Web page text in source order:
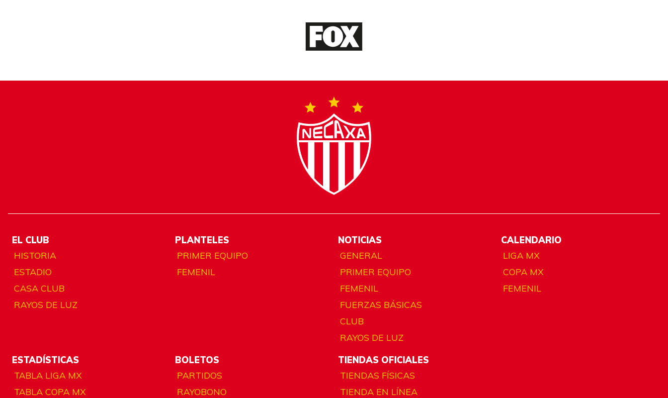
EL CLUB
HISTORIA
ESTADIO
CASA CLUB
RAYOS DE LUZ
PLANTELES
PRIMER EQUIPO
FEMENIL
NOTICIAS
GENERAL
PRIMER EQUIPO
FEMENIL
FUERZAS BÁSICAS
CLUB
RAYOS DE LUZ
CALENDARIO
LIGA MX
COPA MX
FEMENIL
ESTADÍSTICAS
TABLA LIGA MX
TABLA COPA MX
BOLETOS
PARTIDOS
RAYOBONO
TIENDAS OFICIALES
TIENDAS FÍSICAS
TIENDA EN LÍNEA